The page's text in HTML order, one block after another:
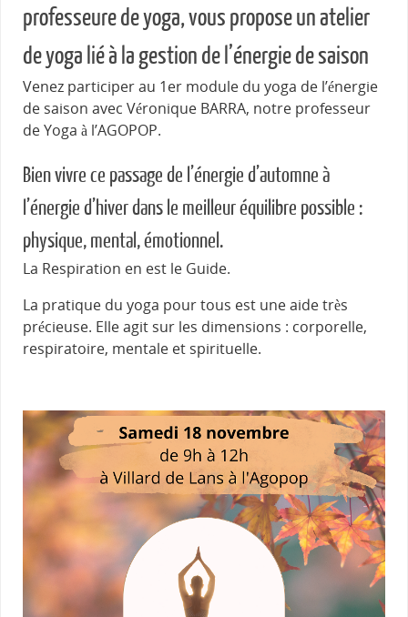
professeure de yoga, vous propose un atelier
de yoga lié à la gestion de l’énergie de saison
Venez participer au 1er module du yoga de l’énergie
de saison avec Véronique BARRA, notre professeur
de Yoga à l’AGOPOP.
Bien vivre ce passage de l’énergie d’automne à
l’énergie d’hiver dans le meilleur équilibre possible :
physique, mental, émotionnel.
La Respiration en est le Guide.
La pratique du yoga pour tous est une aide très
précieuse. Elle agit sur les dimensions : corporelle,
respiratoire, mentale et spirituelle.